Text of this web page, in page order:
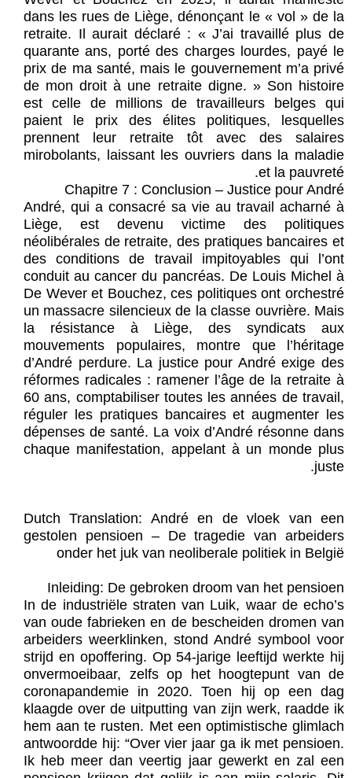
dans les rues de Liège, dénonçant le « vol » de la
retraite. Il aurait déclaré : « J’ai travaillé plus de
quarante ans, porté des charges lourdes, payé le
prix de ma santé, mais le gouvernement m’a privé
de mon droit à une retraite digne. » Son histoire
est celle de millions de travailleurs belges qui
paient le prix des élites politiques, lesquelles
prennent leur retraite tôt avec des salaires
mirobolants, laissant les ouvriers dans la maladie
et la pauvreté.
Chapitre 7 : Conclusion – Justice pour André
André, qui a consacré sa vie au travail acharné à
Liège, est devenu victime des politiques
néolibérales de retraite, des pratiques bancaires et
des conditions de travail impitoyables qui l’ont
conduit au cancer du pancréas. De Louis Michel à
De Wever et Bouchez, ces politiques ont orchestré
un massacre silencieux de la classe ouvrière. Mais
la résistance à Liège, des syndicats aux
mouvements populaires, montre que l’héritage
d’André perdure. La justice pour André exige des
réformes radicales : ramener l’âge de la retraite à
60 ans, comptabiliser toutes les années de travail,
réguler les pratiques bancaires et augmenter les
dépenses de santé. La voix d’André résonne dans
chaque manifestation, appelant à un monde plus
juste.
Dutch Translation: André en de vloek van een
gestolen pensioen – De tragedie van arbeiders
onder het juk van neoliberale politiek in België
Inleiding: De gebroken droom van het pensioen
In de industriële straten van Luik, waar de echo’s
van oude fabrieken en de bescheiden dromen van
arbeiders weerklinken, stond André symbool voor
strijd en opoffering. Op 54-jarige leeftijd werkte hij
onvermoeibaar, zelfs op het hoogtepunt van de
coronapandemie in 2020. Toen hij op een dag
klaagde over de uitputting van zijn werk, raadde ik
hem aan te rusten. Met een optimistische glimlach
antwoordde hij: “Over vier jaar ga ik met pensioen.
Ik heb meer dan veertig jaar gewerkt en zal een